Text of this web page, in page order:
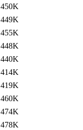
450K
449K
455K
448K
440K
414K
419K
460K
474K
478K